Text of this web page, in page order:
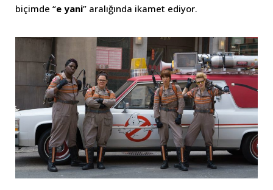
biçimde “e yani” aralığında ikamet ediyor.